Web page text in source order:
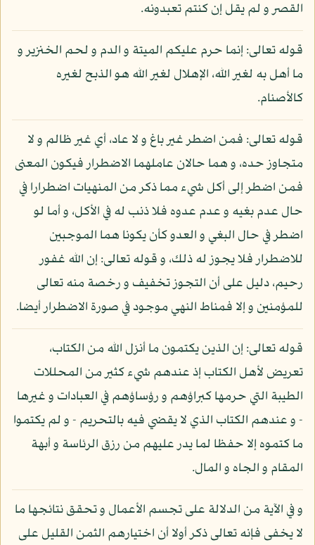
القصر و لم يقل إن كنتم تعبدونه.
قوله تعالى: إنما حرم عليكم الميتة و الدم و لحم الخنزير و
ما أهل به لغير الله، الإهلال لغير الله هو الذبح لغيره
كالأصنام.
قوله تعالى: فمن اضطر غير باغ و لا عاد، أي غير ظالم و لا
متجاوز حده، و هما حالان عاملهما الاضطرار فيكون المعنى
فمن اضطر إلى أكل شيء مما ذكر من المنهيات اضطرارا في
حال عدم بغيه و عدم عدوه فلا ذنب له في الأكل، و أما لو
اضطر في حال البغي و العدو كأن يكونا هما الموجبين
للاضطرار فلا يجوز له ذلك، و قوله تعالى: إن الله غفور
رحيم، دليل على أن التجوز تخفيف و رخصة منه تعالى
للمؤمنين و إلا فمناط النهي موجود في صورة الاضطرار أيضا.
قوله تعالى: إن الذين يكتمون ما أنزل الله من الكتاب،
تعريض لأهل الكتاب إذ عندهم شيء كثير من المحللات
الطيبة التي حرمها كبراؤهم و رؤساؤهم في العبادات و غيرها
- و عندهم الكتاب الذي لا يقضي فيه بالتحريم - و لم يكتموا
ما كتموه إلا حفظا لما يدر عليهم من رزق الرئاسة و أبهة
المقام و الجاه و المال.
و في الآية من الدلالة على تجسم الأعمال و تحقق نتائجها ما
لا يخفى فإنه تعالى ذكر أولا أن اختيارهم الثمن القليل على